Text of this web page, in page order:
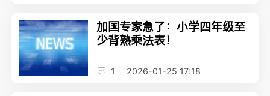
加国专家急了：小学四年级至
少背熟乘法表！
1 2026-01-25 17:18